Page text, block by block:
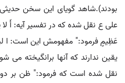
بودند).شاهد گویای این سخن
علی ع نقل شده که در تفسیر آیه: أَ
عَظِیمٍ فرمود:" مفهومش این است: ا
یقین ندارند که آنها برانگیخته
نقل شده است که فرمود:" ظن بر